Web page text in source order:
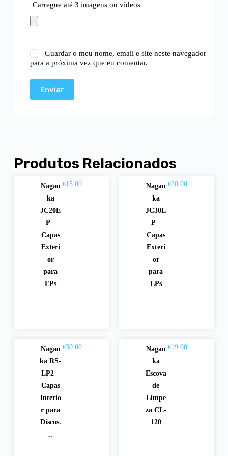
Carregue até 3 imagens ou vídeos
Guardar o meu nome, email e site neste navegador
para a próxima vez que eu comentar.
Enviar
Produtos Relacionados
Nagao
ka
JC20E
P –
Capas
Exteri
or
para
EPs
€15.00
Nagao
ka
JC30L
P –
Capas
Exteri
or
para
LPs
€20.00
Nagao
ka RS-
LP2 –
Capas
Interio
r para
Discos.
..
€30.00
Nagao
ka
Escova
de
Limpe
za CL-
120
€19.00